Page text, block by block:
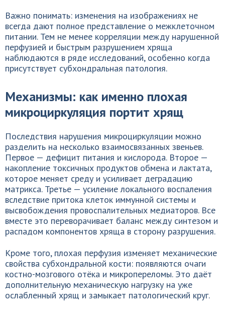
Важно понимать: изменения на изображениях не
всегда дают полное представление о межклеточном
питании. Тем не менее корреляции между нарушенной
перфузией и быстрым разрушением хряща
наблюдаются в ряде исследований, особенно когда
присутствует субхондральная патология.
Механизмы: как именно плохая
микроциркуляция портит хрящ
Последствия нарушения микроциркуляции можно
разделить на несколько взаимосвязанных звеньев.
Первое — дефицит питания и кислорода. Второе —
накопление токсичных продуктов обмена и лактата,
которое меняет среду и усиливает деградацию
матрикса. Третье — усиление локального воспаления
вследствие притока клеток иммунной системы и
высвобождения провоспалительных медиаторов. Все
вместе это переворачивает баланс между синтезом и
распадом компонентов хряща в сторону разрушения.
Кроме того, плохая перфузия изменяет механические
свойства субхондральной кости: появляются очаги
костно-мозгового отёка и микропереломы. Это даёт
дополнительную механическую нагрузку на уже
ослабленный хрящ и замыкает патологический круг.